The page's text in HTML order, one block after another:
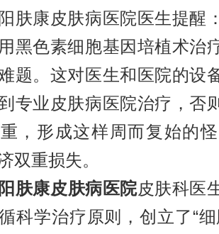
肤康皮肤病医院医生提醒
黑色素细胞基因培植术治
题。这对医生和医院的设
专业皮肤病医院治疗，否
，形成这样周而复始的
双重损失。
肤康皮肤病医院皮肤科医
科学治疗原则，创立了“